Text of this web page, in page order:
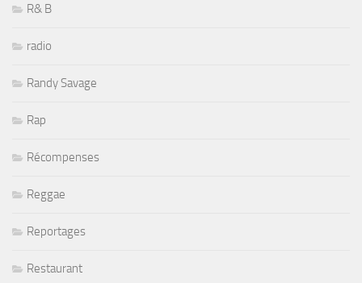
R& B
radio
Randy Savage
Rap
Récompenses
Reggae
Reportages
Restaurant